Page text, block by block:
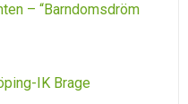
– “Barndomsdröm
IK Brage